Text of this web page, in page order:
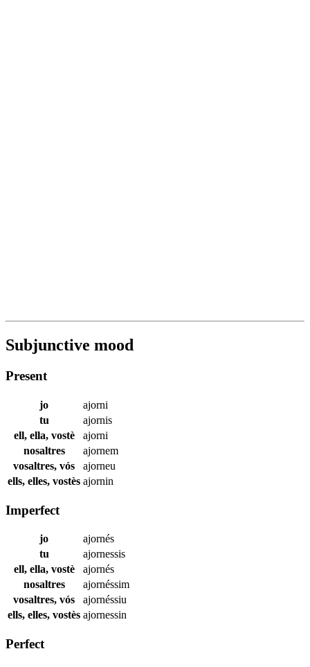
Subjunctive mood
Present
jo
ajorni
tu
ajornis
ell, ella, vostè
ajorni
nosaltres
ajornem
vosaltres, vós
ajorneu
ells, elles, vostès ajornin
Imperfect
jo
ajornés
tu
ajornessis
ell, ella, vostè
ajornés
nosaltres
ajornéssim
vosaltres, vós
ajornéssiu
ells, elles, vostès ajornessin
Perfect